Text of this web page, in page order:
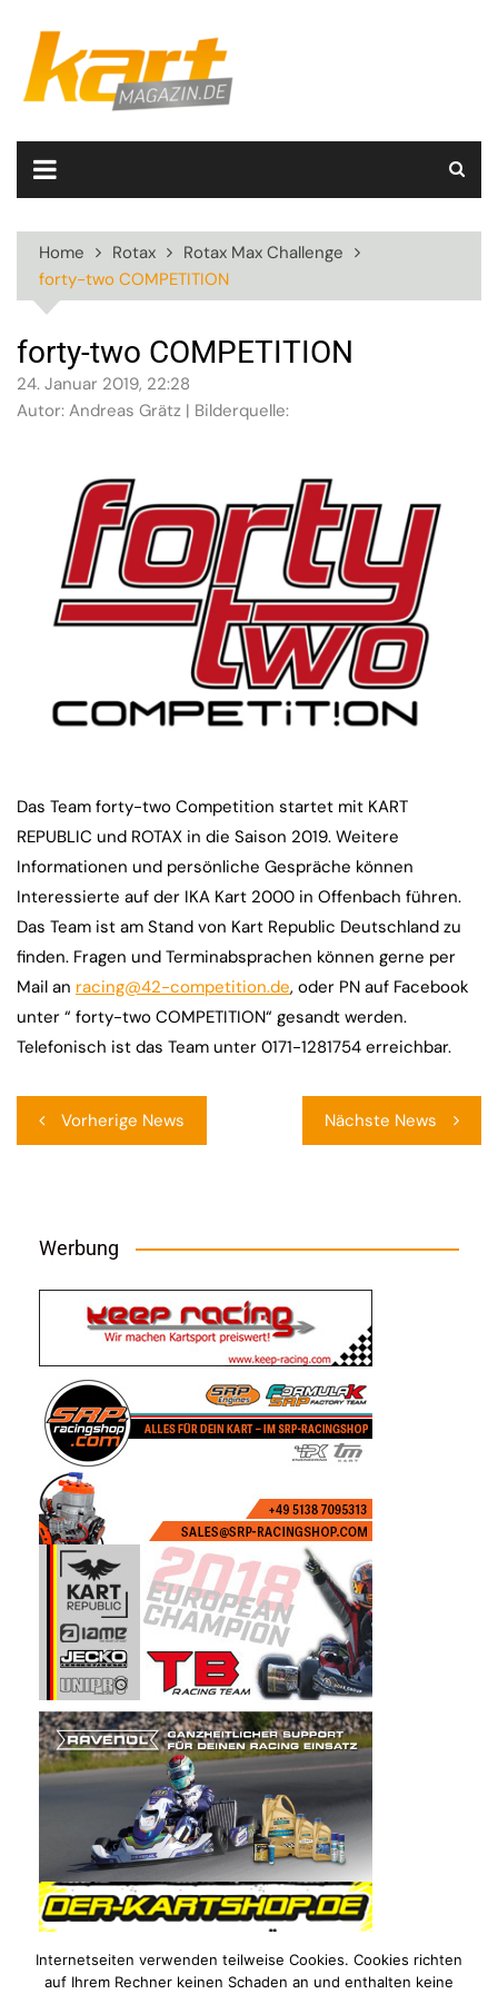
content
Home Rotax
Rotax Max Challenge
forty-two COMPETITION
forty-two COMPETITION
24. Januar 2019, 22:28
Autor: Andreas Grätz | Bilderquelle:
Das Team forty-two Competition startet mit KART
REPUBLIC und ROTAX in die Saison 2019. Weitere
Informationen und persönliche Gespräche können
Interessierte auf der IKA Kart 2000 in Offenbach führen.
Das Team ist am Stand von Kart Republic Deutschland zu
finden. Fragen und Terminabsprachen können gerne per
Mail an racing@42-competition.de, oder PN auf Facebook
unter “ forty-two COMPETITION“ gesandt werden.
Telefonisch ist das Team unter 0171-1281754 erreichbar.
Vorherige News Nächste News
Werbung
Internetseiten verwenden teilweise Cookies. Cookies richten
auf Ihrem Rechner keinen Schaden an und enthalten keine